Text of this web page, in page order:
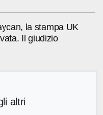
la stampa UK
Il giudizio
altri